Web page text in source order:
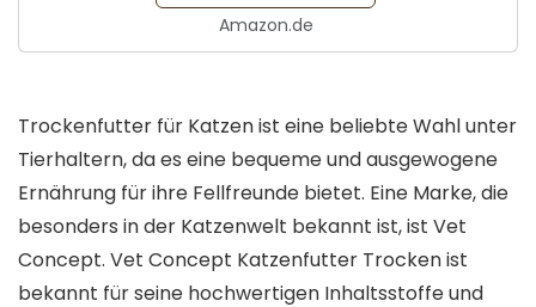
Amazon.de
Trockenfutter für Katzen ist eine beliebte Wahl unter
Tierhaltern, da es eine bequeme und ausgewogene
Ernährung für ihre Fellfreunde bietet. Eine Marke, die
besonders in der Katzenwelt bekannt ist, ist Vet
Concept. Vet Concept Katzenfutter Trocken ist
bekannt für seine hochwertigen Inhaltsstoffe und